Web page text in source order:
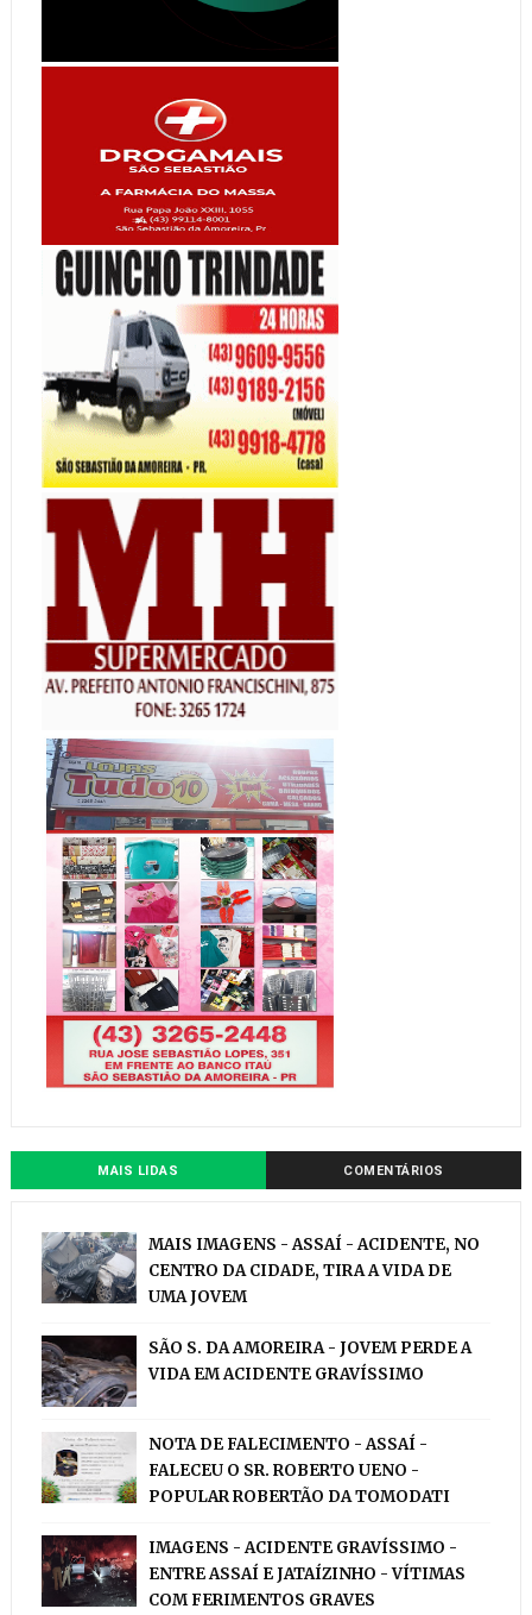
MAIS LIDAS COMENTÁRIOS
MAIS IMAGENS - ASSAÍ - ACIDENTE, NO
CENTRO DA CIDADE, TIRA A VIDA DE
UMA JOVEM
SÃO S. DA AMOREIRA - JOVEM PERDE A
VIDA EM ACIDENTE GRAVÍSSIMO
NOTA DE FALECIMENTO - ASSAÍ -
FALECEU O SR. ROBERTO UENO -
POPULAR ROBERTÃO DA TOMODATI
IMAGENS - ACIDENTE GRAVÍSSIMO -
ENTRE ASSAÍ E JATAÍZINHO - VÍTIMAS
COM FERIMENTOS GRAVES